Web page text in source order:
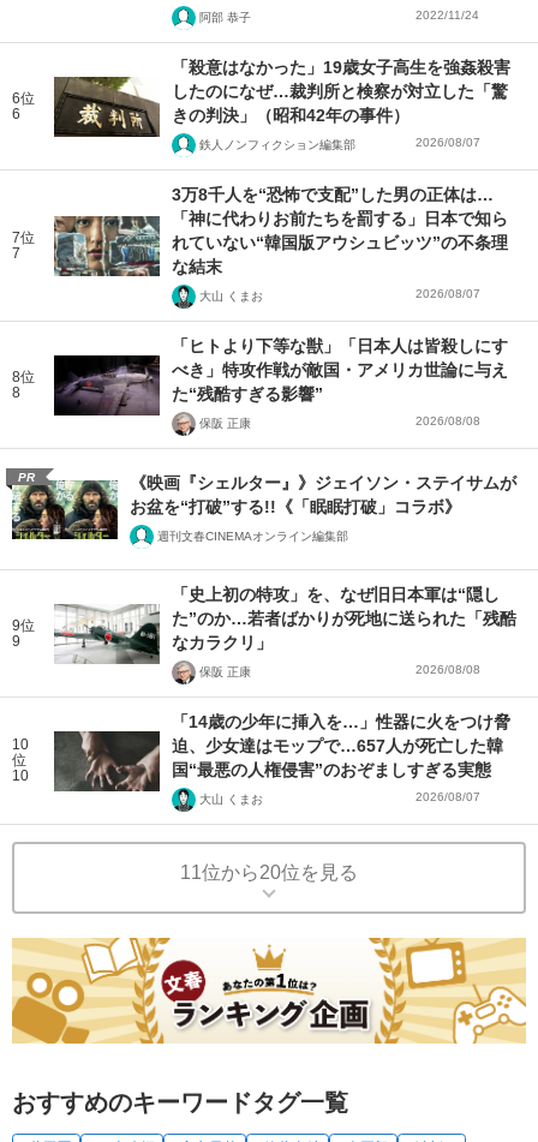
阿部 恭子 2022/11/24
6位
6
「殺意はなかった」19歳女子高生を強姦殺害
したのになぜ…裁判所と検察が対立した「驚
きの判決」（昭和42年の事件）
鉄人ノンフィクション編集部 2026/08/07
7位
7
3万8千人を“恐怖で支配”した男の正体は…
「神に代わりお前たちを罰する」日本で知ら
れていない“韓国版アウシュビッツ”の不条理
な結末
大山 くまお 2026/08/07
8位
8
「ヒトより下等な獣」「日本人は皆殺しにす
べき」特攻作戦が敵国・アメリカ世論に与え
た“残酷すぎる影響”
保阪 正康 2026/08/08
PR
《映画『シェルター』》ジェイソン・ステイサムが
お盆を“打破”する!!《「眠眠打破」コラボ》
週刊文春CINEMAオンライン編集部
9位
9
「史上初の特攻」を、なぜ旧日本軍は“隠し
た”のか…若者ばかりが死地に送られた「残酷
なカラクリ」
保阪 正康 2026/08/08
10
位
10
「14歳の少年に挿入を…」性器に火をつけ脅
迫、少女達はモップで…657人が死亡した韓
国“最悪の人権侵害”のおぞましすぎる実態
大山 くまお 2026/08/07
11位から20位を見る
おすすめのキーワードタグ一覧